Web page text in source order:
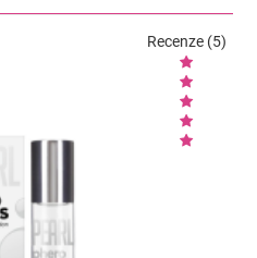
Recenze (5)